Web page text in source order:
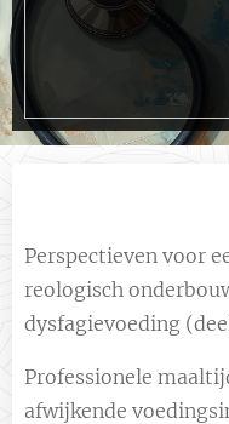
Perspectieven voor
reologisch
dysfagievoeding
Professionele
afwijkende